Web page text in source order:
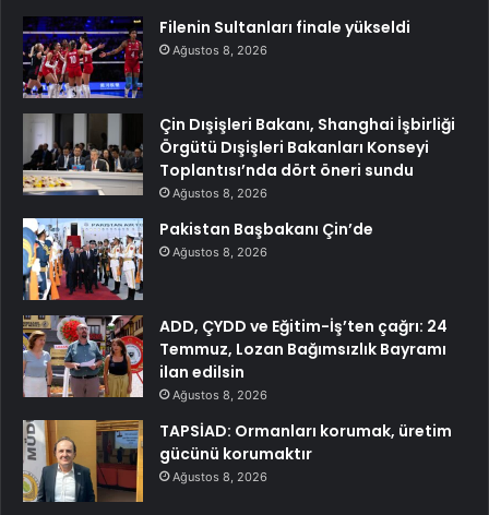
Filenin Sultanları finale yükseldi
Ağustos 8, 2026
Çin Dışişleri Bakanı, Shanghai İşbirliği
Örgütü Dışişleri Bakanları Konseyi
Toplantısı’nda dört öneri sundu
Ağustos 8, 2026
Pakistan Başbakanı Çin’de
Ağustos 8, 2026
ADD, ÇYDD ve Eğitim-İş’ten çağrı: 24
Temmuz, Lozan Bağımsızlık Bayramı
ilan edilsin
Ağustos 8, 2026
TAPSİAD: Ormanları korumak, üretim
gücünü korumaktır
Ağustos 8, 2026